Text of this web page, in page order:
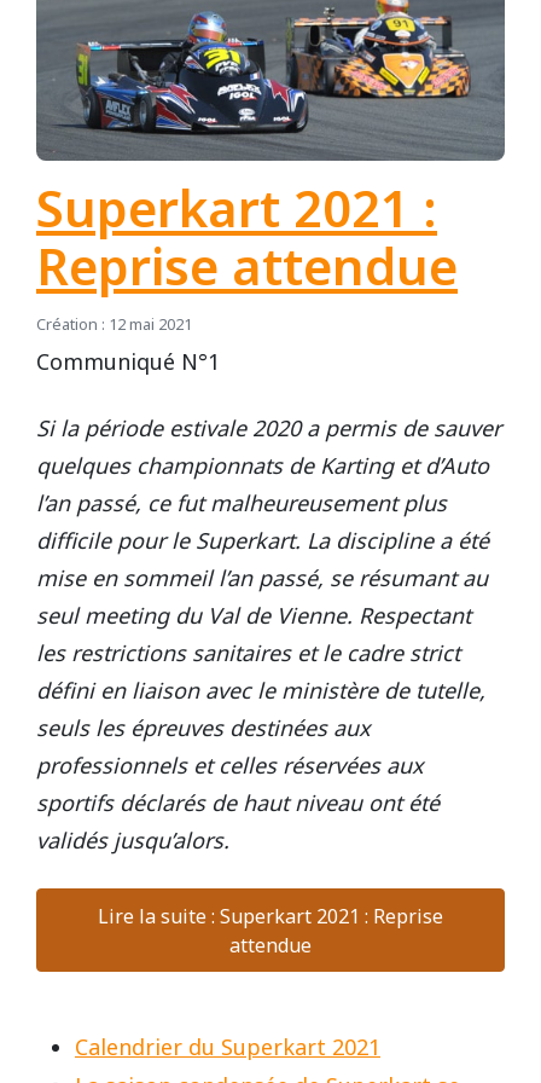
Superkart 2021 :
Reprise attendue
Création : 12 mai 2021
Communiqué N°1
Si la période estivale 2020 a permis de sauver
quelques championnats de Karting et d’Auto
l’an passé, ce fut malheureusement plus
difficile pour le Superkart. La discipline a été
mise en sommeil l’an passé, se résumant au
seul meeting du Val de Vienne. Respectant
les restrictions sanitaires et le cadre strict
défini en liaison avec le ministère de tutelle,
seuls les épreuves destinées aux
professionnels et celles réservées aux
sportifs déclarés de haut niveau ont été
validés jusqu’alors.
Lire la suite : Superkart 2021 : Reprise
attendue
Calendrier du Superkart 2021